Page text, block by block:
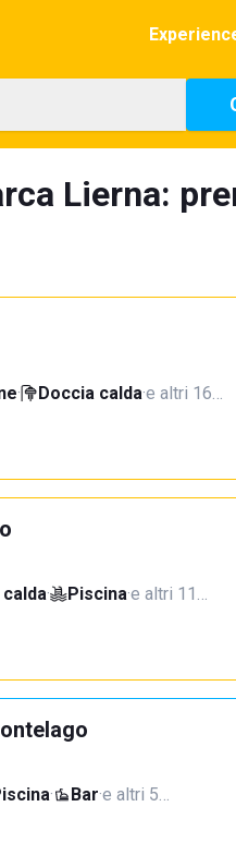
Lierna:
· Doccia calda·e altri 16…
· Piscina·e altri 11…
· Bar·e altri 5…